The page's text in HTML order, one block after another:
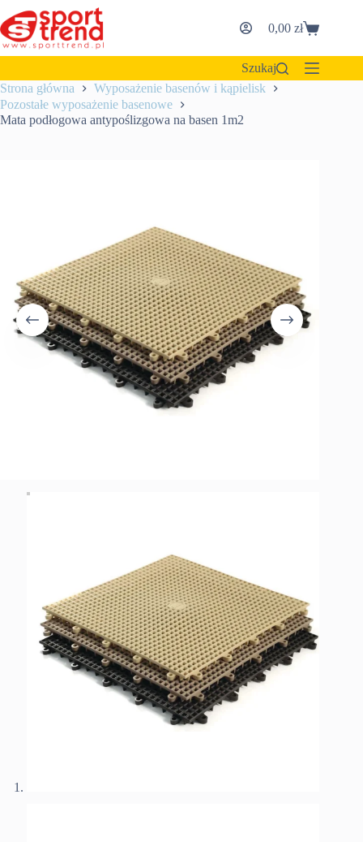
do
treści
Koszyk
0,00zł
Szukaj
Strona główna
Wyposażenie basenów i kąpielisk
Pozostałe wyposażenie basenowe
Mata podłogowa antypoślizgowa na basen 1m2